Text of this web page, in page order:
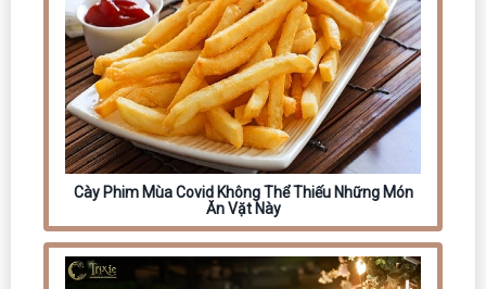
Cày Phim Mùa Covid Không Thể Thiếu Những Món
Ăn Vặt Này